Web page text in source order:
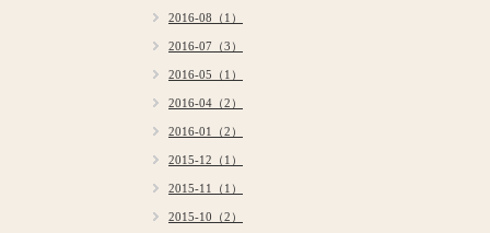
2016-08（1）
2016-07（3）
2016-05（1）
2016-04（2）
2016-01（2）
2015-12（1）
2015-11（1）
2015-10（2）